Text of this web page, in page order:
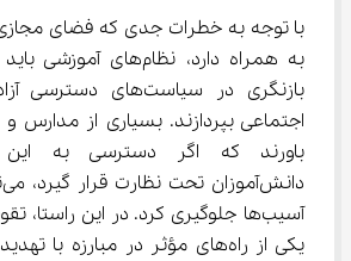
با توجه به خطرات جدی که فضای
یکی از راه‌های مؤثر در مبارزه با